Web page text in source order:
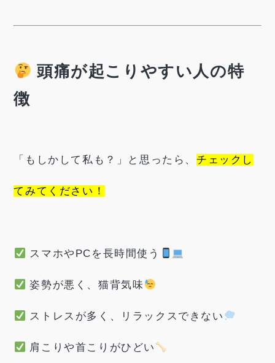
頭痛が起こりやすい人の特
徴
「もしかして私も？」と思ったら、 チェックし
てみてください！
スマホやPCを長時間使う
姿勢が悪く、猫背気味
ストレスが多く、リラックスできない
肩こりや首こりがひどい